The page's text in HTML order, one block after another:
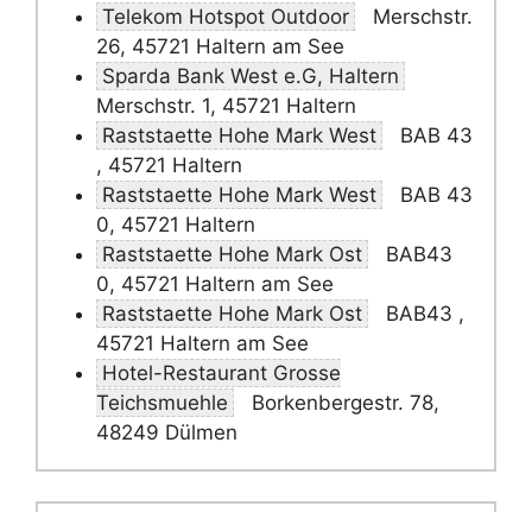
Telekom Hotspot Outdoor
Merschstr.
26, 45721 Haltern am See
Sparda Bank West e.G, Haltern
Merschstr. 1, 45721 Haltern
Raststaette Hohe Mark West
BAB 43
, 45721 Haltern
Raststaette Hohe Mark West
BAB 43
0, 45721 Haltern
Raststaette Hohe Mark Ost
BAB43
0, 45721 Haltern am See
Raststaette Hohe Mark Ost
BAB43 ,
45721 Haltern am See
Hotel-Restaurant Grosse
Teichsmuehle
Borkenbergestr. 78,
48249 Dülmen